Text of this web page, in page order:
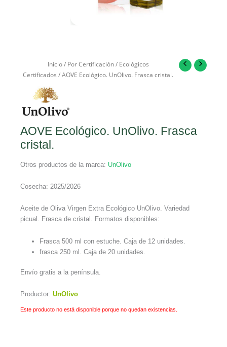
Inicio/ Por Certificación/ Ecológicos
Certificados / AOVE Ecológico. UnOlivo. Frasca cristal.
AOVE Ecológico. UnOlivo. Frasca
cristal.
Otros productos de la marca: UnOlivo
Cosecha: 2025/2026
Aceite de Oliva Virgen Extra Ecológico UnOlivo. Variedad
picual. Frasca de cristal. Formatos disponibles:
Frasca 500 ml con estuche. Caja de 12 unidades.
frasca 250 ml. Caja de 20 unidades.
Envío gratis a la península.
Productor: UnOlivo.
Este producto no está disponible porque no quedan existencias.